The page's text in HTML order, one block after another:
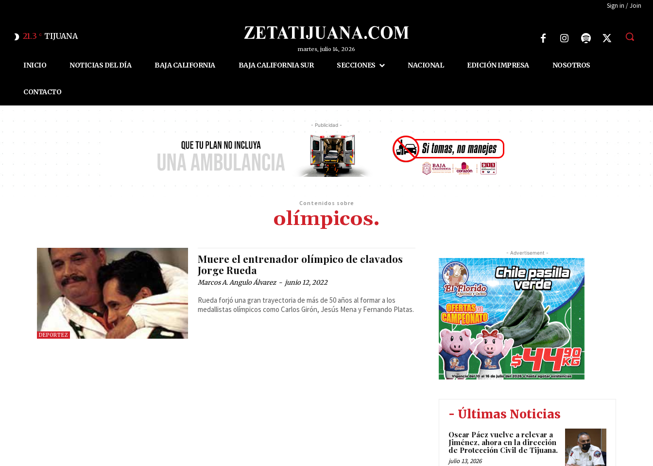
Sign in / Join
21.3 C TIJUANA
martes, julio 14, 2026
INICIO NOTICIAS DEL DÍA BAJA CALIFORNIA BAJA CALIFORNIA SUR SECCIONES NACIONAL EDICIÓN IMPRESA NOSOTROS
CONTACTO
- Publicidad -
Contenidos sobre
olímpicos.
DEPORTEZ
Muere el entrenador olímpico de clavados
Jorge Rueda
Marcos A. Angulo Álvarez - junio 12, 2022
Rueda forjó una gran trayectoria de más de 50 años al formar a los
medallistas olímpicos como Carlos Girón, Jesús Mena y Fernando Platas.
- Advertisement -
- Últimas Noticias
Oscar Páez vuelve a relevar a
Jiménez, ahora en la dirección
de Protección Civil de Tijuana.
julio 13, 2026